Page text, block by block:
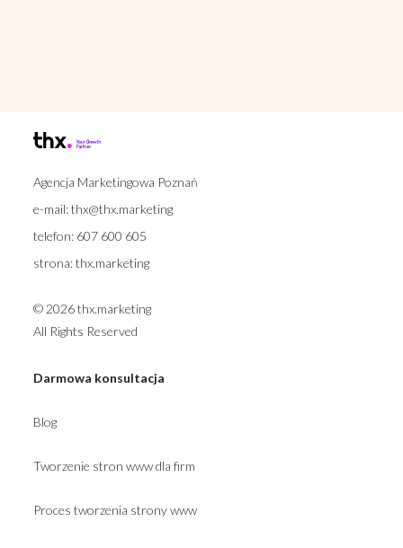
Agencja Marketingowa Poznań
e-mail:thx@thx.marketing
telefon: 607 600 605
strona:thx.marketing
© 2026 thx.marketing
All Rights Reserved
Darmowa konsultacja
Blog
Tworzenie stron www dla firm
Proces tworzenia strony www